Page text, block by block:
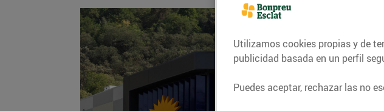
Utilizamos cookies propias y de
publicidad basada en un perfil
Puedes aceptar, rechazar las no